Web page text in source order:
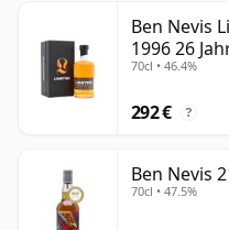
Ben Nevis
1996 26
70cl • 46.4%
292 € ?
Ben Nevis
70cl • 47.5%